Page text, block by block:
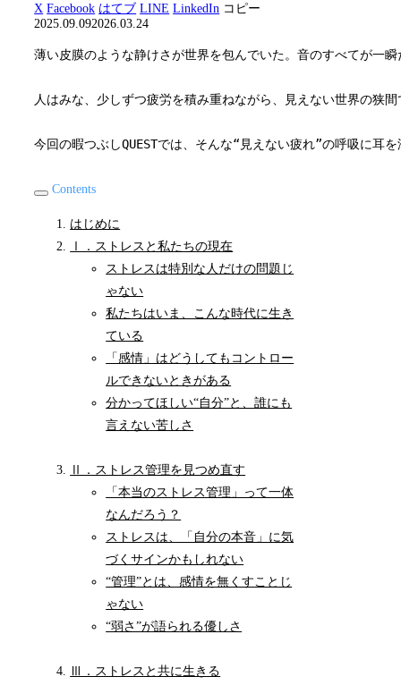
X Facebook はてブ LINE LinkedIn コピー
2025.09.092026.03.24
薄い皮膜のような静けさが世界を包んでいた。音のすべてが一
人はみな、少しずつ疲労を積み重ねながら、見えない世界の狭
今回の暇つぶしQUESTでは、そんな“見えない疲れ”の呼吸に
Contents
はじめに
Ⅰ．ストレスと私たちの現在
ストレスは特別な人だけの問題じ
ゃない
私たちはいま、こんな時代に生き
ている
「感情」はどうしてもコントロー
ルできないときがある
分かってほしい“自分”と、誰にも
言えない苦しさ
Ⅱ．ストレス管理を見つめ直す
「本当のストレス管理」って一体
なんだろう？
ストレスは、「自分の本音」に気
づくサインかもしれない
“管理”とは、感情を無くすことじ
ゃない
“弱さ”が語られる優しさ
Ⅲ．ストレスと共に生きる